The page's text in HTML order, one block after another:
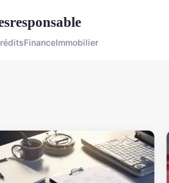
FinanceImmobilier